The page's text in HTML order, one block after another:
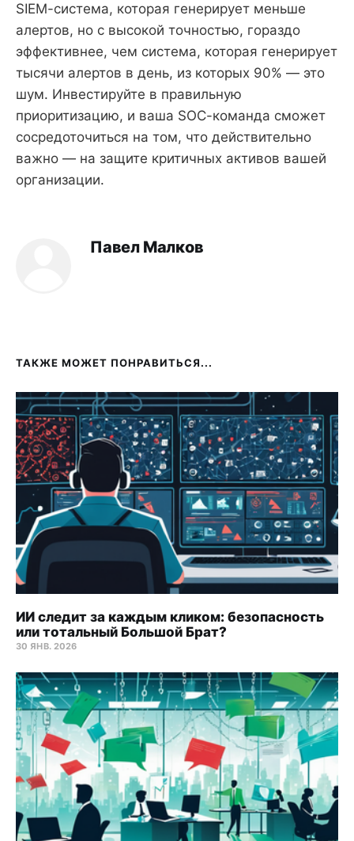
SIEM-система, которая генерирует меньше
алертов, но с высокой точностью, гораздо
эффективнее, чем система, которая генерирует
тысячи алертов в день, из которых 90% — это
шум. Инвестируйте в правильную
приоритизацию, и ваша SOC-команда сможет
сосредоточиться на том, что действительно
важно — на защите критичных активов вашей
организации.
Павел Малков
ТАКЖЕ МОЖЕТ ПОНРАВИТЬСЯ...
ИИ следит за каждым кликом: безопасность
или тотальный Большой Брат?
30 ЯНВ. 2026